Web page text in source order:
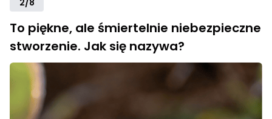
To piękne, ale śmiertelnie niebezpieczne
stworzenie. Jak się nazywa?